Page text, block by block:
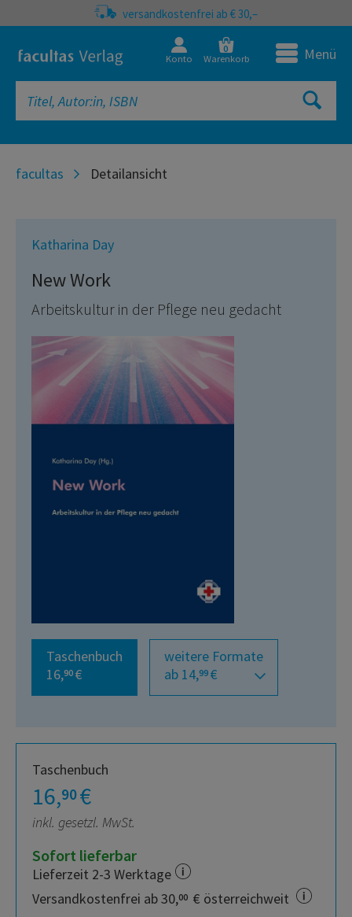
versandkostenfrei ab € 30,–
Konto
0
Warenkorb Menü
facultas Detailansicht
Katharina Day
New Work
Arbeitskultur in der Pflege neu gedacht
Taschenbuch
16,90 €
weitere Formate
ab 14,99 €
Taschenbuch
16,90€
inkl. gesetzl. MwSt.
Sofort lieferbar
Lieferzeit 2-3 Werktage
Versandkostenfrei ab 30,00 € österreichweit